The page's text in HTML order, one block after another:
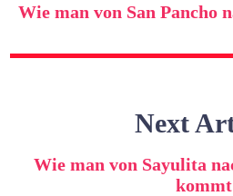
Wie man von San Pancho
Next
Wie man von Sayulita
kommt